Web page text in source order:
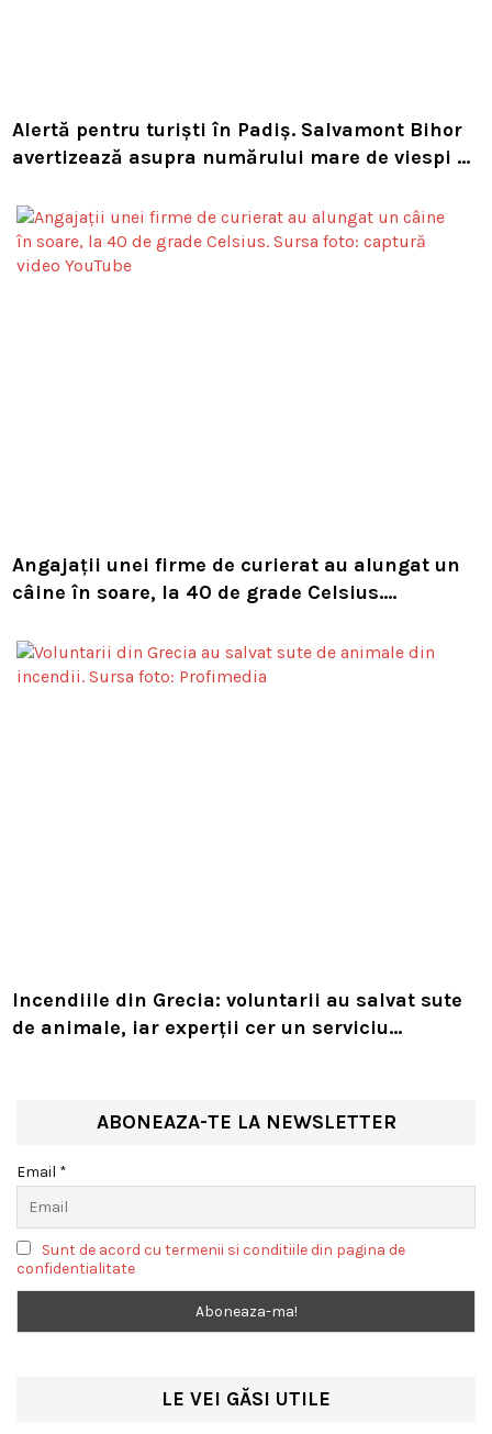
Alertă pentru turiști în Padiș. Salvamont Bihor
avertizează asupra numărului mare de viespi de
Angajații unei firme de curierat au alungat un
câine în soare, la 40 de grade Celsius.
Incendiile din Grecia: voluntarii au salvat sute
de animale, iar experții cer un serviciu
ABONEAZA-TE LA NEWSLETTER
Email *
Sunt de acord cu termenii si conditiile din pagina de
confidentialitate
LE VEI GĂSI UTILE